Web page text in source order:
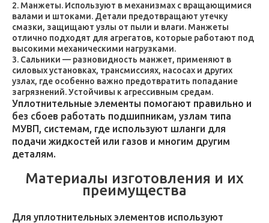
Манжеты. Используют в механизмах с вращающимися
валами и штоками. Детали предотвращают утечку
смазки, защищают узлы от пыли и влаги. Манжеты
отлично подходят для агрегатов, которые работают под
высокими механическими нагрузками.
Сальники — разновидность манжет, применяют в
силовых установках, трансмиссиях, насосах и других
узлах, где особенно важно предотвратить попадание
загрязнений. Устойчивы к агрессивным средам.
Уплотнительные элементы помогают правильно и
без сбоев работать подшипникам, узлам типа
МУВП, системам, где используют шланги для
подачи жидкостей или газов и многим другим
деталям.
Материалы изготовления и их
преимущества
Для уплотнительных элементов используют